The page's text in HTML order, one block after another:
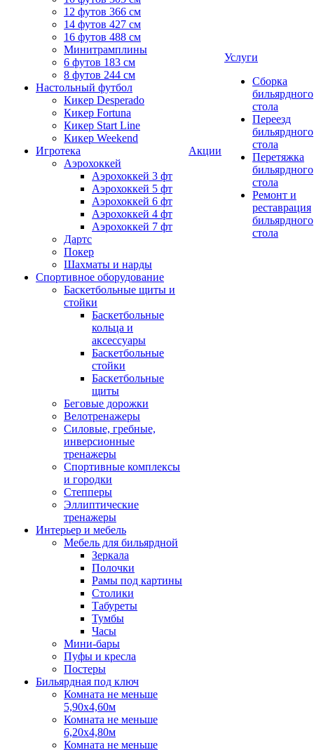
12 футов 366 см
14 футов 427 см
16 футов 488 см
Минитрамплины
6 футов 183 см
8 футов 244 см
Настольный футбол
Кикер Desperado
Кикер Fortuna
Кикер Start Line
Кикер Weekend
Игротека
Аэрохоккей
Аэрохоккей 3 фт
Аэрохоккей 5 фт
Аэрохоккей 6 фт
Аэрохоккей 4 фт
Аэрохоккей 7 фт
Дартс
Покер
Шахматы и нарды
Спортивное оборудование
Баскетбольные щиты и
стойки
Баскетбольные
кольца и
аксессуары
Баскетбольные
стойки
Баскетбольные
щиты
Беговые дорожки
Велотренажеры
Силовые, гребные,
инверсионные
тренажеры
Спортивные комплексы
и городки
Степперы
Эллиптические
тренажеры
Интерьер и мебель
Мебель для бильярдной
Зеркала
Полочки
Рамы под картины
Столики
Табуреты
Тумбы
Часы
Мини-бары
Пуфы и кресла
Постеры
Бильярдная под ключ
Комната не меньше
5,90х4,60м
Комната не меньше
6,20х4,80м
Комната не меньше
Акции
Услуги
Сборка
бильярдного
стола
Переезд
бильярдного
стола
Перетяжка
бильярдного
стола
Ремонт и
реставрация
бильярдного
стола